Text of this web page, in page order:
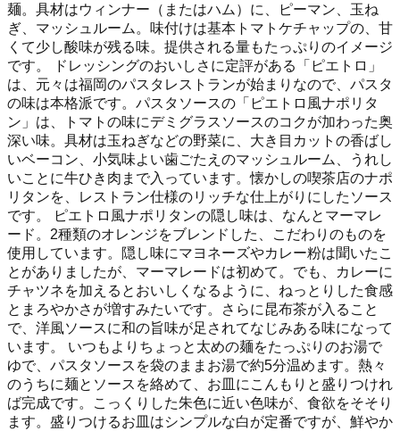
麺。具材はウィンナー（またはハム）に、ピーマン、玉ね
ぎ、マッシュルーム。味付けは基本トマトケチャップの、甘
くて少し酸味が残る味。提供される量もたっぷりのイメージ
です。 ドレッシングのおいしさに定評がある「ピエトロ」
は、元々は福岡のパスタレストランが始まりなので、パスタ
の味は本格派です。パスタソースの「ピエトロ風ナポリタ
ン」は、トマトの味にデミグラスソースのコクが加わった奥
深い味。具材は玉ねぎなどの野菜に、大き目カットの香ばし
いベーコン、小気味よい歯ごたえのマッシュルーム、うれし
いことに牛ひき肉まで入っています。懐かしの喫茶店のナポ
リタンを、レストラン仕様のリッチな仕上がりにしたソース
です。 ピエトロ風ナポリタンの隠し味は、なんとマーマレ
ード。2種類のオレンジをブレンドした、こだわりのものを
使用しています。隠し味にマヨネーズやカレー粉は聞いたこ
とがありましたが、マーマレードは初めて。でも、カレーに
チャツネを加えるとおいしくなるように、ねっとりした食感
とまろやかさが増すみたいです。さらに昆布茶が入ること
で、洋風ソースに和の旨味が足されてなじみある味になって
います。 いつもよりちょっと太めの麺をたっぷりのお湯で
ゆで、パスタソースを袋のままお湯で約5分温めます。熱々
のうちに麺とソースを絡めて、お皿にこんもりと盛りつけれ
ば完成です。こっくりした朱色に近い色味が、食欲をそそり
ます。盛りつけるお皿はシンプルな白が定番ですが、鮮やか